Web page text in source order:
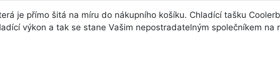
je přímo šitá na míru do nákupního košíku. Chladící tašku
výkon a tak se stane Vašim nepostradatelným společníkem na